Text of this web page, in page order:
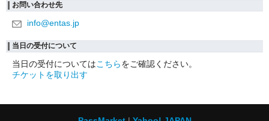
お問い合わせ先
info@entas.jp
当日の受付について
当日の受付についてはこちらをご確認ください。
チケットを取り出す